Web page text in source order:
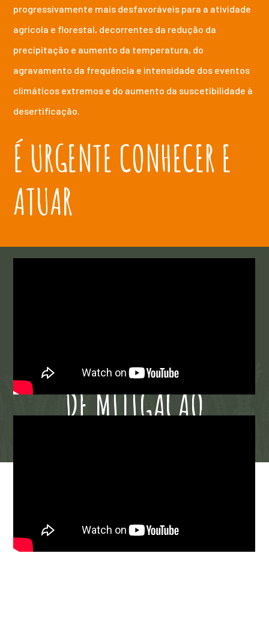
progressivamente mais desfavoráveis para a atividade
agrícola e florestal, decorrentes da redução da
precipitação e aumento da temperatura, do
agravamento da frequência e intensidade dos eventos
climáticos extremos e do aumento da suscetibilidade à
desertificação.
É URGENTE CONHECER E
ATUAR
ADAPTAÇÃO / MEDIDAS
DE MITIGAÇÃO